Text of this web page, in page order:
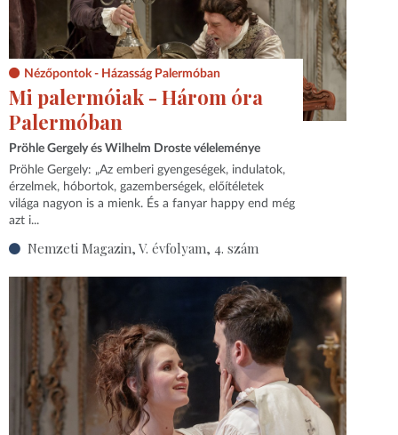
Nézőpontok - Házasság Palermóban
Mi palermóiak - Három óra
Palermóban
Pröhle Gergely és Wilhelm Droste véleleménye
Pröhle Gergely: „Az emberi gyengeségek, indulatok,
érzelmek, hóbortok, gazemberségek, előítéletek
világa nagyon is a mienk. És a fanyar happy end még
azt i...
Nemzeti Magazin, V. évfolyam, 4. szám